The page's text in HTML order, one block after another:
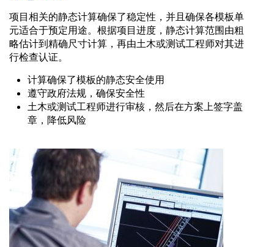
项目相关的静态计算确保了稳定性，并且确保各模板单
元适合于预定用途。根据项目进度，静态计算范围由粗
略估计到精确尺寸计算，再由土木或测试工程师对其进
行检查认证。
计算确保了模板的静态安全使用
遵守政府法规，确保安全性
土木或测试工程师进行审核，然后在方案上签字盖
章，降低风险